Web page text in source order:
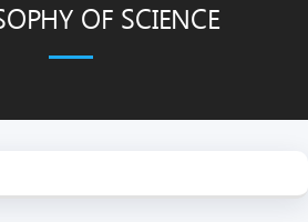
OF SCIENCE